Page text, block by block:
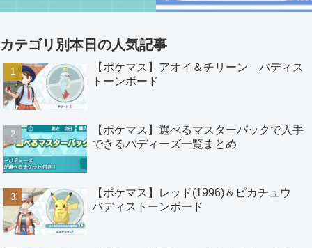
カテゴリ別本日の人気記事
【ポケマス】アオイ＆チリーン バディス
トーンボード
【ポケマス】選べるマスターパックで入手
できるバディーズ一覧まとめ
【ポケマス】レッド(1996)＆ピカチュウ
バディストーンボード